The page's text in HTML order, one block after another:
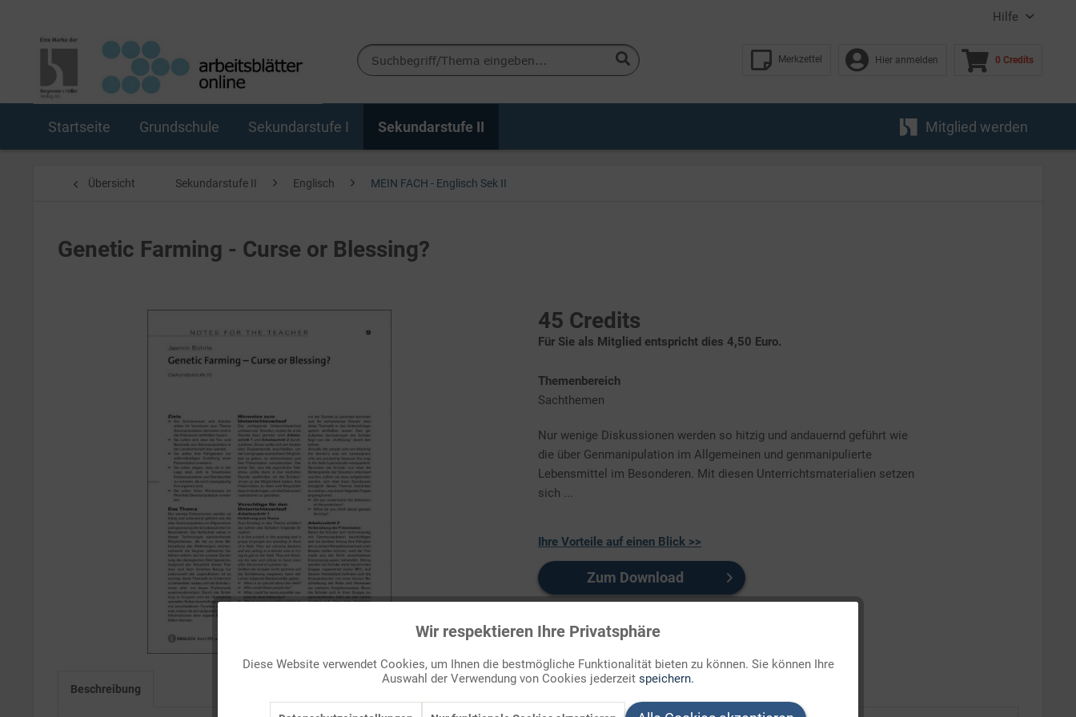
Hilfe
Merkzettel Hier anmelden 0 Credits
Startseite Grundschule Sekundarstufe I Sekundarstufe II Mitglied werden
Übersicht Sekundarstufe II Englisch MEIN FACH - Englisch Sek II
Genetic Farming - Curse or Blessing?
45 Credits
Für Sie als Mitglied entspricht dies 4,50 Euro.
Themenbereich
Sachthemen
Nur wenige Diskussionen werden so hitzig und andauernd geführt wie
die über Genmanipulation im Allgemeinen und genmanipulierte
Lebensmittel im Besonderen. Mit diesen Unterrichtsmaterialien setzen
sich ...
Ihre Vorteile auf einen Blick >>
Zum Download
Beschreibung
Wir respektieren Ihre Privatsphäre
Diese Website verwendet Cookies, um Ihnen die bestmögliche Funktionalität bieten zu können. Sie können Ihre
Auswahl der Verwendung von Cookies jederzeit speichern.